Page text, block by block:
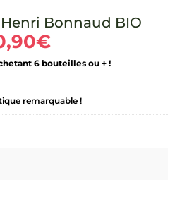
Bonnaud BIO
€
6 bouteilles ou + !
remarquable !